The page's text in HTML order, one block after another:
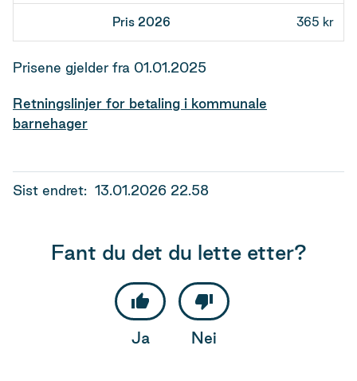
365 kr
Prisene gjelder fra 01.01.2025
Retningslinjer for betaling i kommunale
barnehager
Sist endret 13.01.2026 22.58
Fant du det du lette etter?
Ja Nei